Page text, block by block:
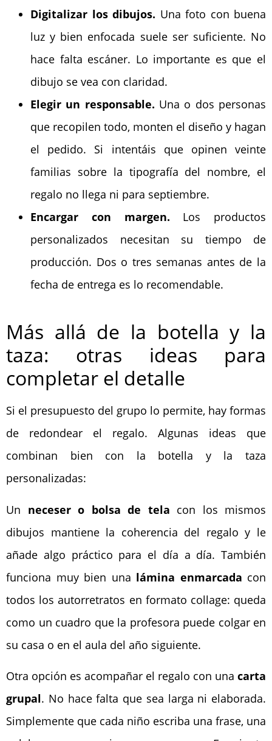
Digitalizar los dibujos. Una foto con buena
luz y bien enfocada suele ser suficiente. No
hace falta escáner. Lo importante es que el
dibujo se vea con claridad.
Elegir un responsable. Una o dos personas
que recopilen todo, monten el diseño y hagan
el pedido. Si intentáis que opinen veinte
familias sobre la tipografía del nombre, el
regalo no llega ni para septiembre.
Encargar con margen. Los productos
personalizados necesitan su tiempo de
producción. Dos o tres semanas antes de la
fecha de entrega es lo recomendable.
Más allá de la botella y la
taza: otras ideas para
completar el detalle
Si el presupuesto del grupo lo permite, hay formas
de redondear el regalo. Algunas ideas que
combinan bien con la botella y la taza
personalizadas:
Un neceser o bolsa de tela con los mismos
dibujos mantiene la coherencia del regalo y le
añade algo práctico para el día a día. También
funciona muy bien una lámina enmarcada con
todos los autorretratos en formato collage: queda
como un cuadro que la profesora puede colgar en
su casa o en el aula del año siguiente.
Otra opción es acompañar el regalo con una carta
grupal. No hace falta que sea larga ni elaborada.
Simplemente que cada niño escriba una frase, una